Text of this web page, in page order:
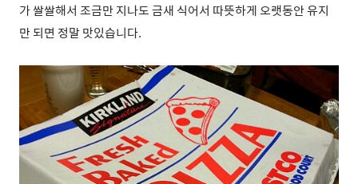
가 쌀쌀해서 조금만 지나도 금새 식어서 따뜻하게 오랫동안 유지
만 되면 정말 맛있습니다.